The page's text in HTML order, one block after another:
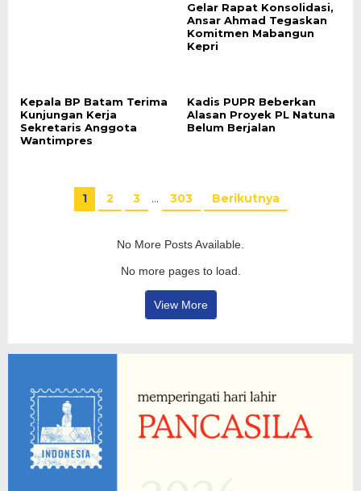
Gelar Rapat Konsolidasi,
Ansar Ahmad Tegaskan
Komitmen Mabangun
Kepri
Kepala BP Batam Terima
Kunjungan Kerja
Sekretaris Anggota
Wantimpres
Kadis PUPR Beberkan
Alasan Proyek PL Natuna
Belum Berjalan
1 2 3 … 303 Berikutnya
No More Posts Available.
No more pages to load.
View More